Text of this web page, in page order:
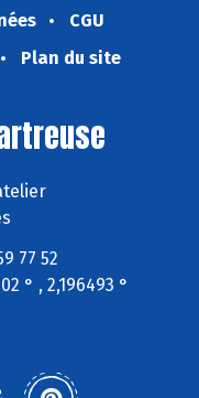
CGU
Plan du site
77 52
° , 2,196493 °